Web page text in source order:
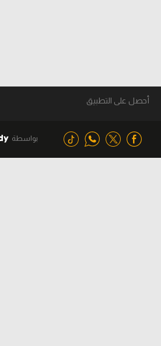
أحصل على التطبيق
بواسطة